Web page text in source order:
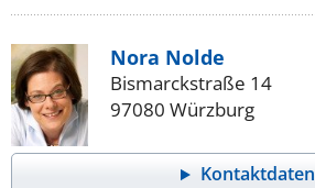
Nora Nolde
Bismarckstraße 14
97080 Würzburg
Kontaktdaten